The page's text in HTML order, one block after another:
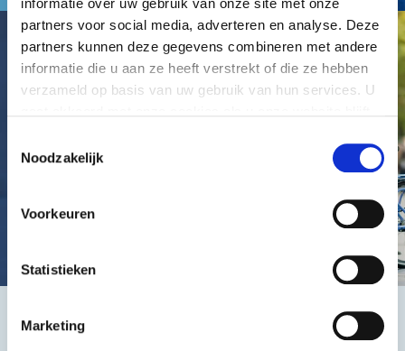
informatie over uw gebruik van onze site met onze
partners voor social media, adverteren en analyse. Deze
partners kunnen deze gegevens combineren met andere
informatie die u aan ze heeft verstrekt of die ze hebben
verzameld op basis van uw gebruik van hun services. U
Noodzakelijk
Voorkeuren
Statistieken
Marketing
Het beste, de goedkoopste